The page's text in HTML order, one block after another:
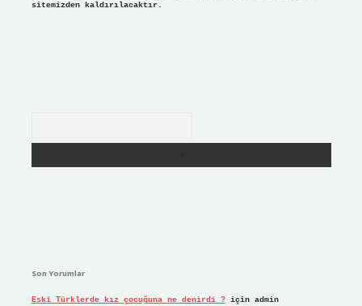
sitemizden kaldırılacaktır.
Son Yorumlar
Eski Türklerde kız çocuğuna ne denirdi ?için admin